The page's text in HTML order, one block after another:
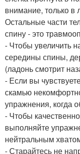
внимание, только в
Остальные части
спину - это
- Чтобы увеличить
середины спины,
(ладонь смотрит
- Если вы
скамью
упражнения, когда
- Чтобы
выполняйте
нейтральным
- Старайтесь не